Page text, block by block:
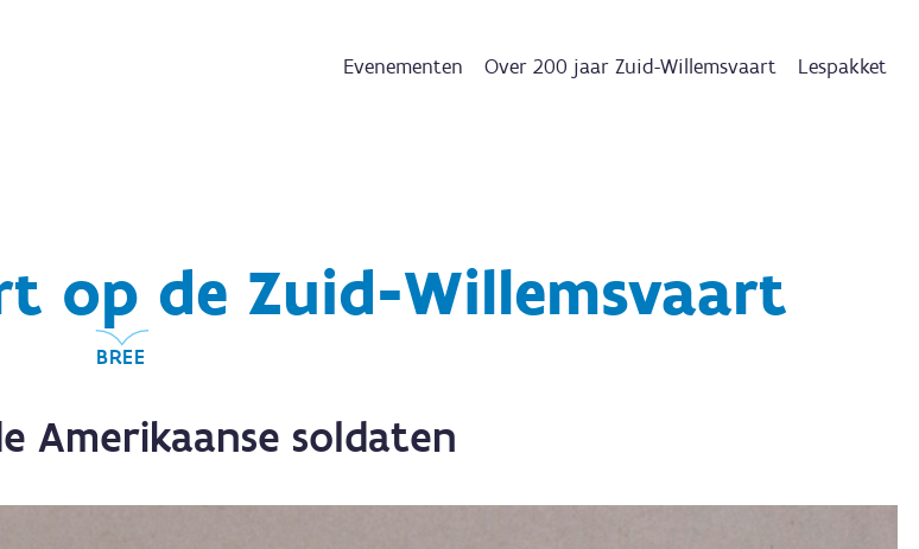
Evenementen Over 200 jaar Zuid-Willemsvaart Lespakket
op de Zuid-Willemsvaart
BREE
Amerikaanse soldaten